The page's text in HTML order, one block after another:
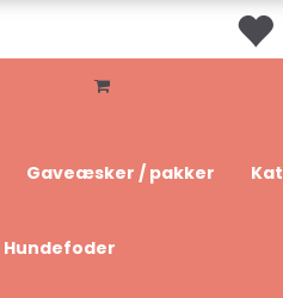
Gaveæsker / pakker Kat
Hundefoder